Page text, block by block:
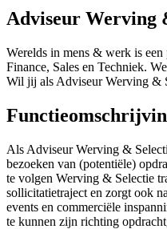
Adviseur Werving
Werelds in mens & werk is een
Finance, Sales en Techniek.
Wil jij als Adviseur Werving &
Als Adviseur Werving &
bezoeken van (potentiële)
te volgen Werving & Selectie
sollicitatietraject en zorgt ook
events en commerciële
te kunnen zijn richting